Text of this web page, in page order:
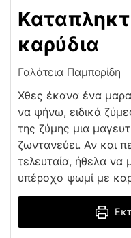
καρύδια
Γαλάτεια Παμπορίδη
Χθες έκανα ένα
να ψήνω, ειδικά
της ζύμης μια
ζωντανεύει. Αν και
τελευταία, ήθελα να
υπέροχο ψωμί με